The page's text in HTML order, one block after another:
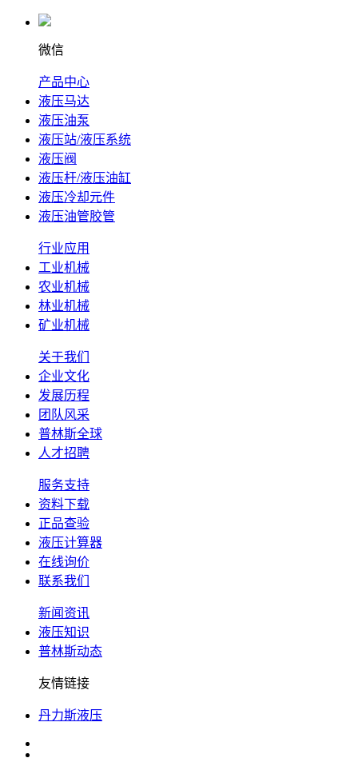
微信
产品中心
液压马达
液压油泵
液压站/液压系统
液压阀
液压杆/液压油缸
液压冷却元件
液压油管胶管
行业应用
工业机械
农业机械
林业机械
矿业机械
关于我们
企业文化
发展历程
团队风采
普林斯全球
人才招聘
服务支持
资料下载
正品查验
液压计算器
在线询价
联系我们
新闻资讯
液压知识
普林斯动态
友情链接
丹力斯液压